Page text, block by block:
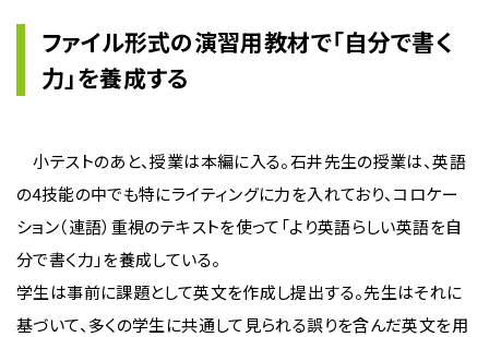
ファイル形式の演習用教材で「自分で書く
力」を養成する
小テストのあと、授業は本編に入る。石井先生の授業は、英語
の4技能の中でも特にライティングに力を入れており、コロケー
ション（連語）重視のテキストを使って「より英語らしい英語を自
分で書く力」を養成している。
学生は事前に課題として英文を作成し提出する。先生はそれに
基づいて、多くの学生に共通して見られる誤りを含んだ英文を用